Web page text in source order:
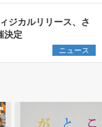
ジカルリリース、さ
決定
ニュース